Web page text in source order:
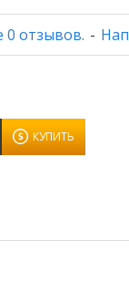
0 отзывов. -
КУПИТЬ